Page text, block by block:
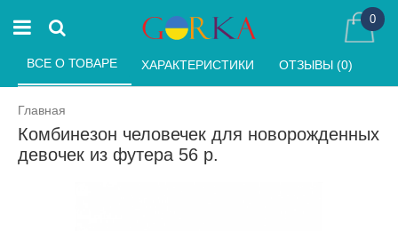
0
Главная
Комбинезон человечек для новорожденных
девочек из футера 56 р.
ВСЕ О ТОВАРЕ ХАРАКТЕРИСТИКИ ОТЗЫВЫ (0)